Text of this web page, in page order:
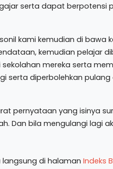
serta dapat berpotensi
kami kemudian di bawa
kemudian pelajar
mereka serta
serta diperbolehkan
pernyataan yang isinya
Dan bila mengulangi lagi
di halaman Indeks